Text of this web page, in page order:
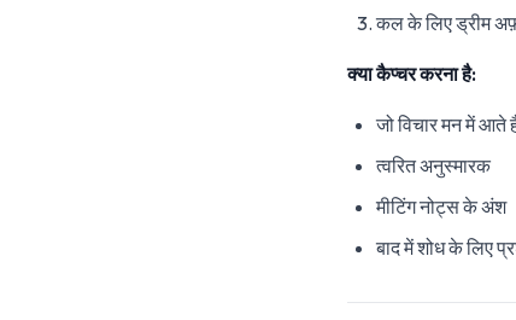
कल के लिए ड्रीम
क्या कैप्चर करना है:
जो विचार मन में आते
त्वरित अनुस्मारक
मीटिंग नोट्स के अंश
बाद में शोध के लिए